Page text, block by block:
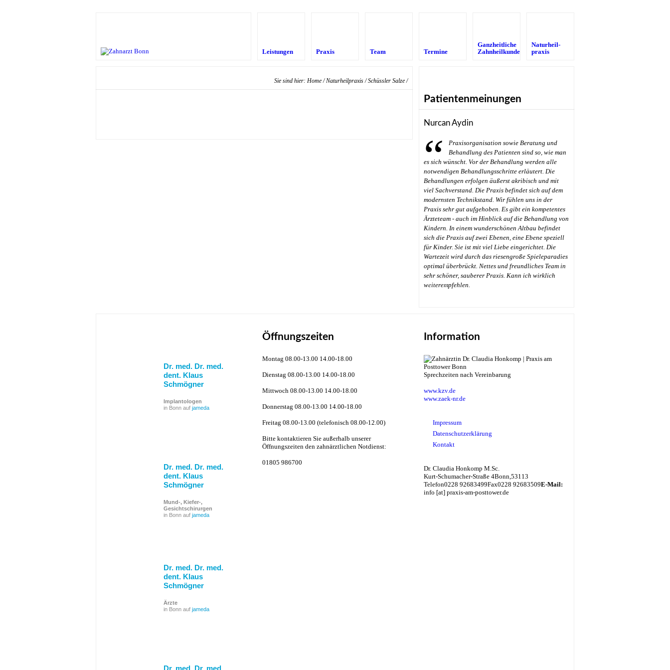
Leistungen Praxis Team Termine
Ganzheitliche
Zahnheilkunde
Naturheil­
praxis
Sie sind hier: Home/Naturheilpraxis/Schüssler Salze/
Patientenmeinungen
Nurcan Aydin
Praxisorganisation sowie Beratung und
Behandlung des Patienten sind so, wie man
es sich wünscht. Vor der Behandlung werden alle
notwendigen Behandlungsschritte erläutert. Die
Behandlungen erfolgen äußerst akribisch und mit
viel Sachverstand. Die Praxis befindet sich auf dem
modernsten Technikstand. Wir fühlen uns in der
Praxis sehr gut aufgehoben. Es gibt ein kompetentes
Ärzteteam - auch im Hinblick auf die Behandlung von
Kindern. In einem wunderschönen Altbau befindet
sich die Praxis auf zwei Ebenen, eine Ebene speziell
für Kinder. Sie ist mit viel Liebe eingerichtet. Die
Wartezeit wird durch das riesengroße Spieleparadies
optimal überbrückt. Nettes und freundliches Team in
sehr schöner, sauberer Praxis. Kann ich wirklich
weiterempfehlen.
← →
Dr. med. Dr. med.
dent. Klaus
Schmögner
Implantologen
in Bonn auf jameda
Dr. med. Dr. med.
dent. Klaus
Schmögner
Mund-, Kiefer-,
Gesichtschirurgen
in Bonn auf jameda
Dr. med. Dr. med.
dent. Klaus
Schmögner
Ärzte
in Bonn auf jameda
Dr. med. Dr. med.
Öffnungszeiten
Montag 08.00-13.00 14.00-18.00
Dienstag 08.00-13.00 14.00-18.00
Mittwoch 08.00-13.00 14.00-18.00
Donnerstag 08.00-13.00 14.00-18.00
Freitag 08.00-13.00 (telefonisch 08.00-12.00)
Bitte kontaktieren Sie außerhalb unserer
Öffnungszeiten den zahnärztlichen Notdienst:
01805 986700
Information
Sprechzeiten nach Vereinbarung
www.kzv.de
www.zaek-nr.de
Impressum
Datenschutzerklärung
Kontakt
Dr. Claudia Honkomp M.Sc.
Kurt-Schumacher-Straße 4Bonn,53113
Telefon0228 92683499Fax0228 92683509E-Mail:
info [at] praxis-am-posttower.de